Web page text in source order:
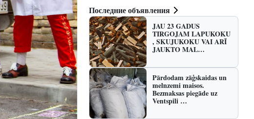
Последние объявления
JAU 23 GADUS
TIRGOJAM LAPUKOKU
, SKUJUKOKU VAI ARĪ
JAUKTO MAL…
Pārdodam zāģskaidas un
melnzemi maisos.
Bezmaksas piegāde uz
Ventspili …